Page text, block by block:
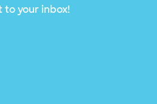
to your inbox!